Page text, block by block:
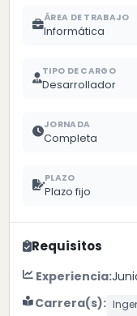
ÁREA DE TRABAJO
Informática
TIPO DE CARGO
Desarrollador
JORNADA
Completa
PLAZO
Plazo fijo
Requisitos
Experiencia:
Carrera(s):